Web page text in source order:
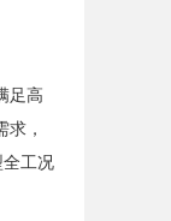
足高
，
全工况